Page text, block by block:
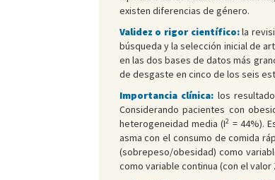
existen diferencias de género.
Validez o rigor científico:la
búsqueda y la selección inicial de
en las dos bases de datos más
de desgaste en cinco de los seis
Importancia clínica: los
Considerando pacientes con
heterogeneidad media (I2 = 44%).
asma con el consumo de comida
(sobrepeso/obesidad) como
como variable continua (con el